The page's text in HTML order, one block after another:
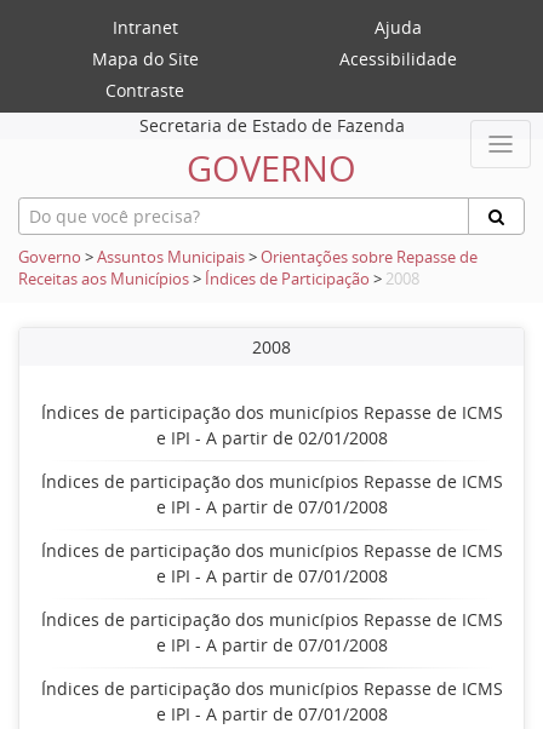
Intranet
Ajuda
Mapa do Site
Acessibilidade
Contraste
Secretaria de Estado de Fazenda
GOVERNO
Governo >Assuntos Municipais>Orientações sobre Repasse de
Receitas aos Municípios> Índices de Participação > 2008
2008
Índices de participação dos municípios Repasse de ICMS
e IPI - A partir de 02/01/2008
Índices de participação dos municípios Repasse de ICMS
e IPI - A partir de 07/01/2008
Índices de participação dos municípios Repasse de ICMS
e IPI - A partir de 07/01/2008
Índices de participação dos municípios Repasse de ICMS
e IPI - A partir de 07/01/2008
Índices de participação dos municípios Repasse de ICMS
e IPI - A partir de 07/01/2008